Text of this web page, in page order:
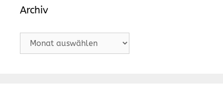
Archiv
Archiv